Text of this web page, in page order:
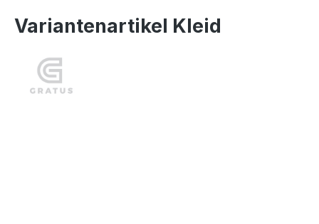
Variantenartikel Kleid